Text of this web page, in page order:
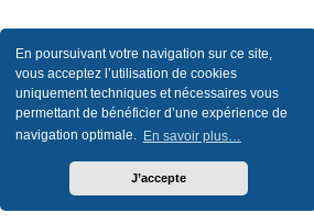
En poursuivant votre navigation sur ce site,
vous acceptez l’utilisation de cookies
uniquement techniques et nécessaires vous
permettant de bénéficier d’une expérience de
navigation optimale. En savoir plus…
J’accepte